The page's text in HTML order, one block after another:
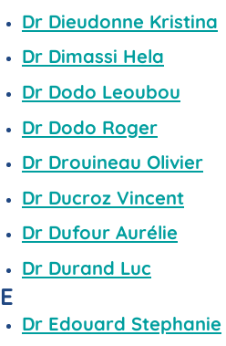
Dr Dieudonne Kristina
Dr Dimassi Hela
Dr Dodo Leoubou
Dr Dodo Roger
Dr Drouineau Olivier
Dr Ducroz Vincent
Dr Dufour Aurélie
Dr Durand Luc
E
Dr Edouard Stephanie